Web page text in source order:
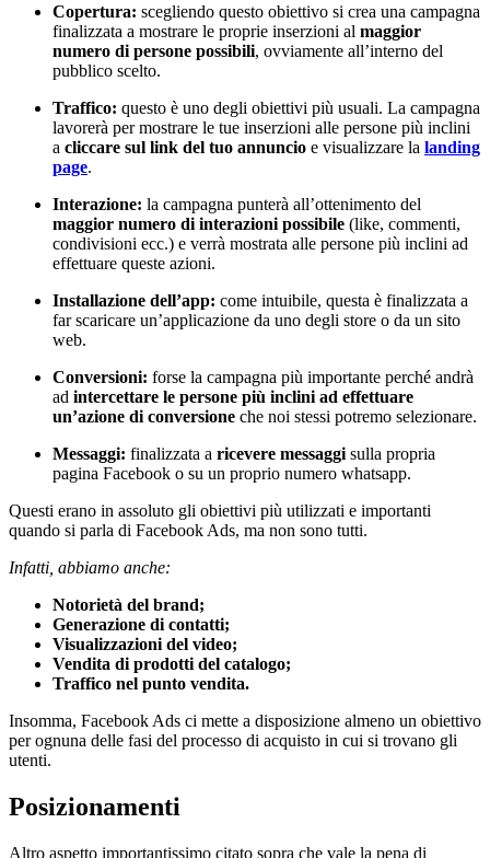
Copertura: scegliendo questo obiettivo si crea una campagna
finalizzata a mostrare le proprie inserzioni al maggior
numero di persone possibili, ovviamente all’interno del
pubblico scelto.
Traffico: questo è uno degli obiettivi più usuali. La campagna
lavorerà per mostrare le tue inserzioni alle persone più inclini
a cliccare sul link del tuo annuncio e visualizzare la landing
page.
Interazione: la campagna punterà all’ottenimento del
maggior numero di interazioni possibile (like, commenti,
condivisioni ecc.) e verrà mostrata alle persone più inclini ad
effettuare queste azioni.
Installazione dell’app: come intuibile, questa è finalizzata a
far scaricare un’applicazione da uno degli store o da un sito
web.
Conversioni: forse la campagna più importante perché andrà
ad intercettare le persone più inclini ad effettuare
un’azione di conversione che noi stessi potremo selezionare.
Messaggi: finalizzata a ricevere messaggi sulla propria
pagina Facebook o su un proprio numero whatsapp.
Questi erano in assoluto gli obiettivi più utilizzati e importanti
quando si parla di Facebook Ads, ma non sono tutti.
Infatti, abbiamo anche:
Notorietà del brand;
Generazione di contatti;
Visualizzazioni del video;
Vendita di prodotti del catalogo;
Traffico nel punto vendita.
Insomma, Facebook Ads ci mette a disposizione almeno un obiettivo
per ognuna delle fasi del processo di acquisto in cui si trovano gli
utenti.
Posizionamenti
Altro aspetto importantissimo citato sopra che vale la pena di